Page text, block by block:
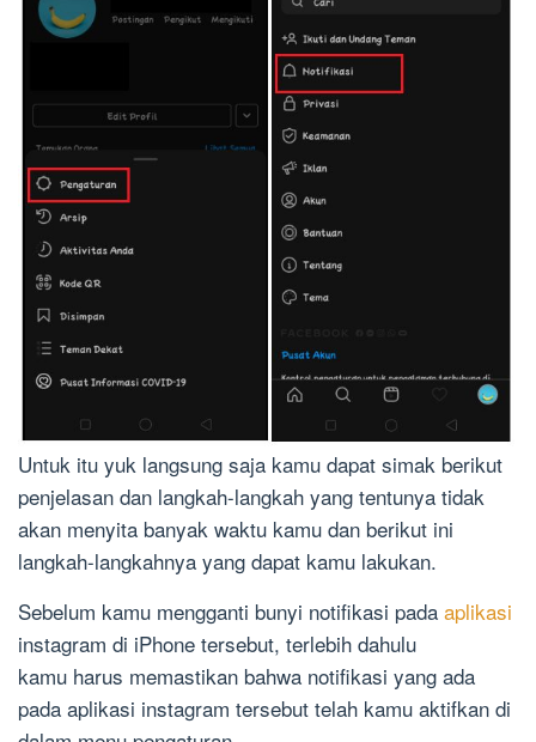
Untuk itu yuk langsung saja kamu dapat simak berikut
penjelasan dan langkah-langkah yang tentunya tidak
akan menyita banyak waktu kamu dan berikut ini
langkah-langkahnya yang dapat kamu lakukan.
Sebelum kamu mengganti bunyi notifikasi pada aplikasi
instagram di iPhone tersebut, terlebih dahulu
kamu harus memastikan bahwa notifikasi yang ada
pada aplikasi instagram tersebut telah kamu aktifkan di